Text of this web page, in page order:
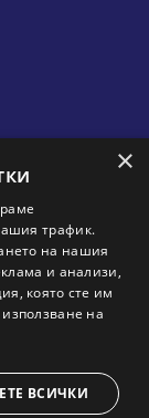
на картата
×
трафик.
на нашия
и анализи,
която сте им
на
ВСИЧКИ